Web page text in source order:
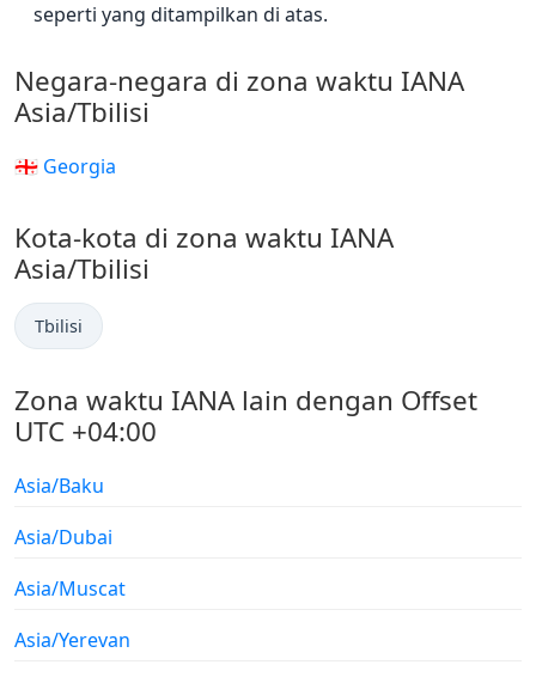
seperti yang ditampilkan di atas.
Negara-negara di zona waktu IANA
Asia/Tbilisi
🇬🇪 Georgia
Kota-kota di zona waktu IANA
Asia/Tbilisi
Tbilisi
Zona waktu IANA lain dengan Offset
UTC +04:00
Asia/Baku
Asia/Dubai
Asia/Muscat
Asia/Yerevan